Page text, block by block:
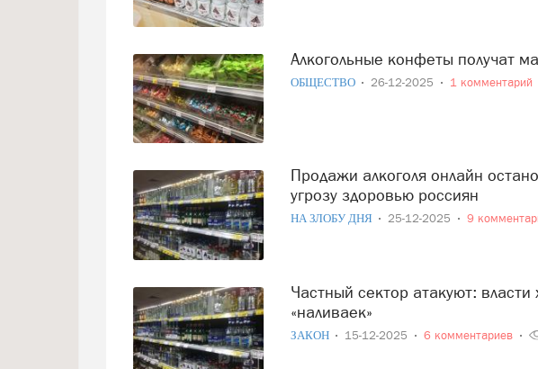
Алкогольные конфеты получат
ОБЩЕСТВО 26-12-2025 1 комментарий
Продажи алкоголя онлайн остановят: в Госдуме увидели
угрозу здоровью россиян
НА ЗЛОБУ ДНЯ 25-12-2025 9
Частный сектор атакуют: власти хотят закрыть двери
«наливаек»
ЗАКОН 15-12-2025 6 комментариев